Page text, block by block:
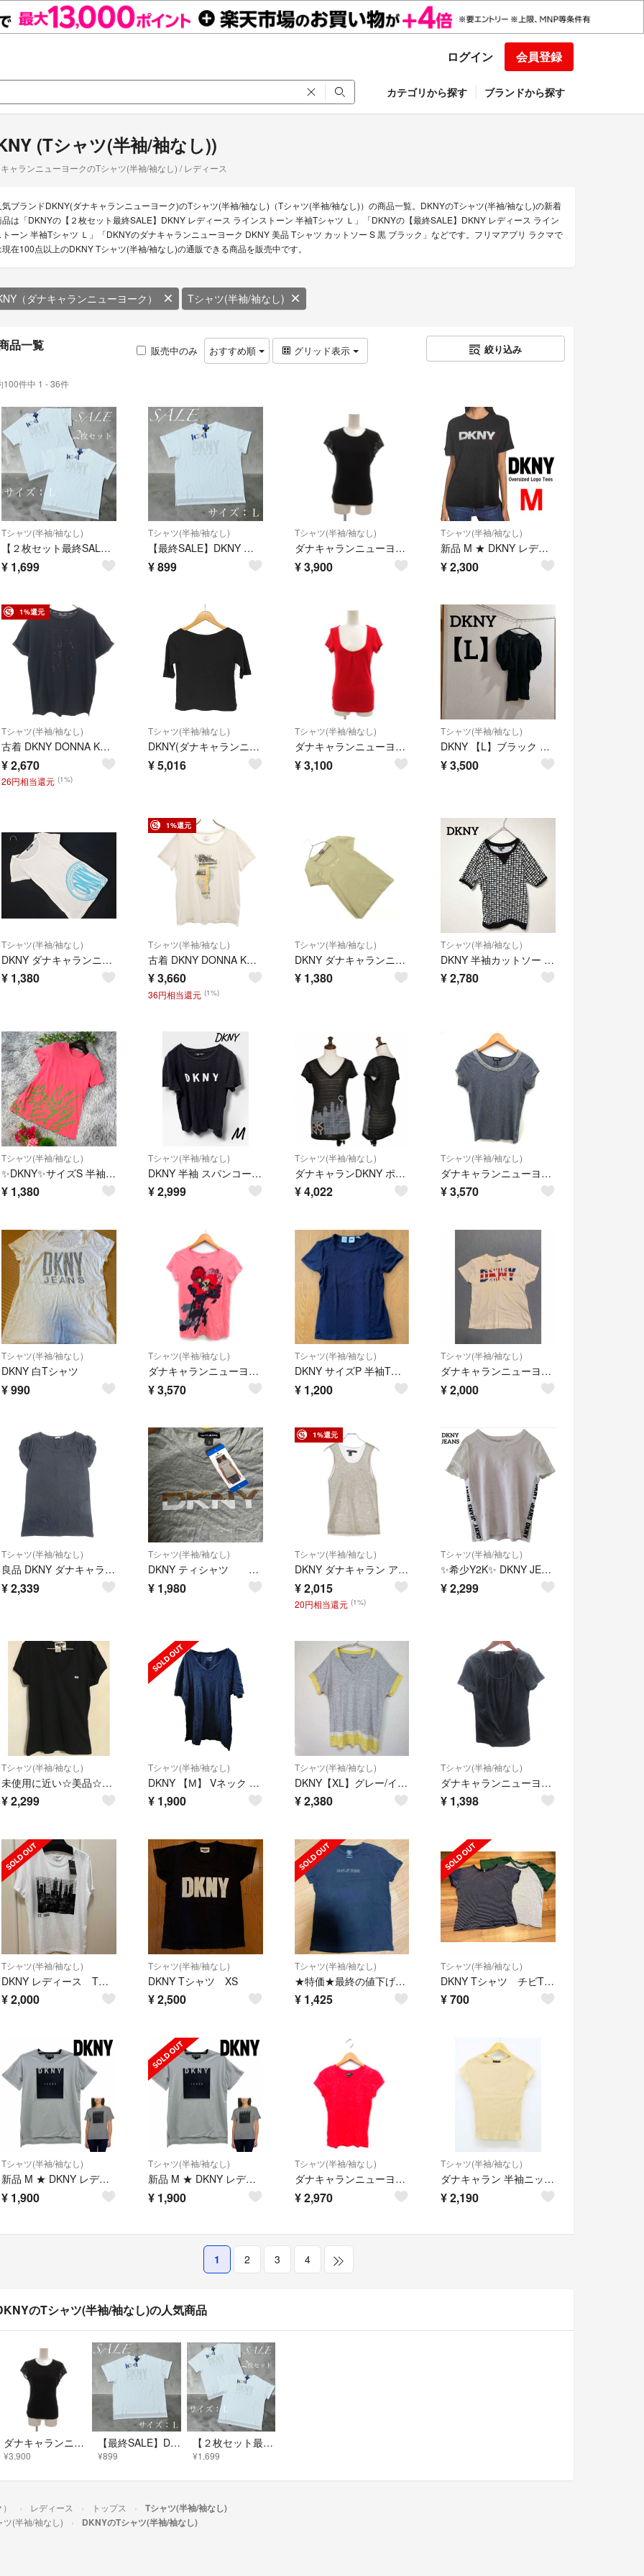
ログイン 会員登録
カテゴリから探す ブランドから探す
(Tシャツ(半袖/袖なし))
ャランニューヨークのTシャツ(半袖/袖なし) / レディース
気ブランドDKNY(ダナキャランニューヨーク)のTシャツ(半袖/袖なし)（Tシャツ(半袖/袖なし)）の商品一覧。DKNYのTシャツ(半袖/袖なし)の新着
品は「DKNYの【２枚セット最終SALE】DKNY レディース ラインストーン 半袖Tシャツ Ｌ」「DKNYの【最終SALE】DKNY レディース ライン
トーン 半袖Tシャツ Ｌ」「DKNYのダナキャランニューヨーク DKNY 美品 Tシャツ カットソー S 黒 ブラック」などです。フリマアプリ ラクマで
現在100点以上のDKNY Tシャツ(半袖/袖なし)の通販できる商品を販売中です。
（ダナキャランニューヨーク） Tシャツ(半袖/袖なし)
品一覧 販売中のみ おすすめ順 グリッド表示 絞り込み
100件中 1 - 36件
Tシャツ(半袖/袖なし)
【２枚セット最終SALE】DKNY レディース ラインストーン 半袖Tシャツ Ｌ
¥ 1,699
Tシャツ(半袖/袖なし)
【最終SALE】DKNY レディース ラインストーン 半袖Tシャツ Ｌ
¥899
Tシャツ(半袖/袖なし)
ダナキャランニューヨーク DKNY 美品 Tシャツ カットソー S 黒 ブラック
¥3,900
Tシャツ(半袖/袖なし)
新品 M ★ DKNY レディース 半袖 ロゴＴシャツ ブラック オーバーサイズ
¥2,300
1%還元
Tシャツ(半袖/袖なし)
古着 DKNY DONNA KARAN NEW YORK ダナキャランニューヨーク スパンコールロゴ 半袖 Tシャツ M ブラック レディース
¥2,670
26円相当還元 (1%)
Tシャツ(半袖/袖なし)
DKNY(ダナキャランニューヨーク) ストレッチメッシュカットソー レディース
¥5,016
Tシャツ(半袖/袖なし)
ダナキャランニューヨーク DKNY JEANS Tシャツ カットソー M 赤
¥3,100
Tシャツ(半袖/袖なし)
DKNY 【L】ブラック 黒 パフスリーブ 半袖 Tシャツ 無地 シンプル 春夏
¥3,500
Tシャツ(半袖/袖なし)
DKNY ダナキャランニューヨーク ロゴプリント Tシャツ sizeS/白 ■◆ レディース
¥ 1,380
1%還元
Tシャツ(半袖/袖なし)
古着 DKNY DONNA KARAN NEW YORK ダナキャランニューヨーク 半袖 Tシャツ M ホワイト レディース
¥3,660
36円相当還元 (1%)
Tシャツ(半袖/袖なし)
DKNY ダナキャランニューヨーク 刺繍 Tシャツ sizeS/カーキ ■◆ レディース
¥ 1,380
Tシャツ(半袖/袖なし)
DKNY 半袖カットソー トップス 白黒 S カジュアル
¥2,780
Tシャツ(半袖/袖なし)
✨DKNY✨サイズS 半袖 Tシャツ ピンク グリーン プリント
¥ 1,380
Tシャツ(半袖/袖なし)
DKNY 半袖 スパンコールTシャツ ブラック Mサイズ
¥2,999
Tシャツ(半袖/袖なし)
ダナキャランDKNY ポリコットンロゴシティプリントボーダーシースルーVネックTシャツ 黒XS
¥4,022
Tシャツ(半袖/袖なし)
ダナキャランニューヨーク DKNY ボートネック カットソー Tシャツ コットン
¥3,570
Tシャツ(半袖/袖なし)
DKNY 白Tシャツ
¥990
Tシャツ(半袖/袖なし)
ダナキャランニューヨーク DKNY ボートネック カットソー Tシャツ 花柄 綿
¥3,570
Tシャツ(半袖/袖なし)
DKNY サイズP 半袖Tシャツ 黒
¥ 1,200
Tシャツ(半袖/袖なし)
ダナキャランニューヨークTシャツ
¥2,000
Tシャツ(半袖/袖なし)
良品 DKNY ダナキャラン ニューヨーク パフスリーブ Tシャツ カットソー プルオーバー クルーネック 半袖 P/XS 黒 ブラック レディース 古着 中古 USED
¥2,339
Tシャツ(半袖/袖なし)
DKNY ティシャツ 新品
¥ 1,980
1%還元
Tシャツ(半袖/袖なし)
DKNY ダナキャラン アクリルニット クルーネック ノースリーブ タンクトップ ベージュ レディース P
¥2,015
20円相当還元 (1%)
Tシャツ(半袖/袖なし)
✨希少Y2K✨ DKNY JEANS サイドロゴ リブTシャツ 白 ダナキャラン
¥2,299
Tシャツ(半袖/袖なし)
未使用に近い☆美品☆DKNY（ダナキャラン）☆Ｔシャツ☆黒☆XS-S☆お子様にも
¥2,299
Tシャツ(半袖/袖なし)
DKNY 【М】 Vネック 半袖 Tシャツ ブラック 無地 ユニセックス
¥ 1,900
Tシャツ(半袖/袖なし)
DKNY【XL】グレー/イエロー 半袖Tシャツ バイカラー おしゃれ
¥2,380
Tシャツ(半袖/袖なし)
ダナキャランニューヨーク カットソー Tシャツ ホースシューネック 半袖 S 黒
¥ 1,398
Tシャツ(半袖/袖なし)
DKNY レディース Tシャツ
¥2,000
Tシャツ(半袖/袖なし)
DKNY Tシャツ XS
¥2,500
Tシャツ(半袖/袖なし)
★特価★最終の値下げ★即決★激安★美品★DKNY★Mサイズ★
¥ 1,425
Tシャツ(半袖/袖なし)
DKNY Tシャツ チビT Sサイズ 2枚セット
¥700
Tシャツ(半袖/袖なし)
新品 M ★ DKNY レディース 半袖 Tシャツ グレー US-S ラバーロゴ
¥ 1,900
Tシャツ(半袖/袖なし)
新品 M ★ DKNY レディース 半袖 Tシャツ グレー US-S ラバーロゴ
¥ 1,900
Tシャツ(半袖/袖なし)
ダナキャランニューヨーク DKNY スパンコール カットソー Tシャツ コットン
¥2,970
Tシャツ(半袖/袖なし)
ダナキャラン 半袖ニット S レディース ベージュ【中古】【新入荷】 †
¥2,190
1 2 3 4
のTシャツ(半袖/袖なし)の人気商品
ダナキャランニューヨーク DKNY 美品 Tシャツ カットソー S 黒 ブラック
¥3,900
【最終SALE】DKNY レディース ラインストーン 半袖Tシャツ Ｌ
¥899
【２枚セット最終SALE】DKNY レディース ラインストーン 半袖Tシャツ Ｌ
¥1,699
レディース トップス Tシャツ(半袖/袖なし)
ツ(半袖/袖なし) DKNYのTシャツ(半袖/袖なし)